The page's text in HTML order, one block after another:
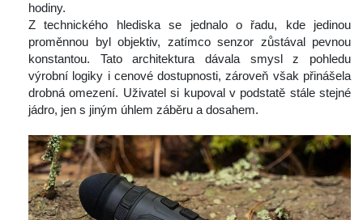
hodiny.
Z technického hlediska se jednalo o řadu, kde jedinou
proměnnou byl objektiv, zatímco senzor zůstával pevnou
konstantou. Tato architektura dávala smysl z pohledu
výrobní logiky i cenové dostupnosti, zároveň však přinášela
drobná omezení. Uživatel si kupoval v podstatě stále stejné
jádro, jen s jiným úhlem záběru a dosahem.